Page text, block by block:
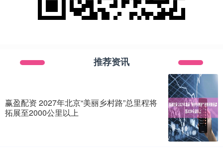
推荐资讯
赢盈配资 2027年北京“美丽乡村路”总里程将
拓展至2000公里以上